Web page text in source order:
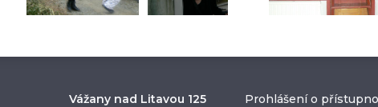
Vážany nad Litavou 125
Prohlášení o